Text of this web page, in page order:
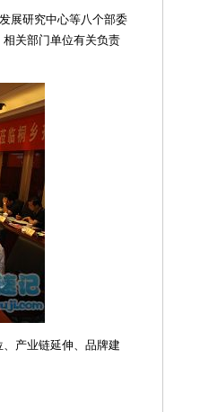
展研究中心等八个部委
关部门单位有关负责
产业链延伸、品牌建